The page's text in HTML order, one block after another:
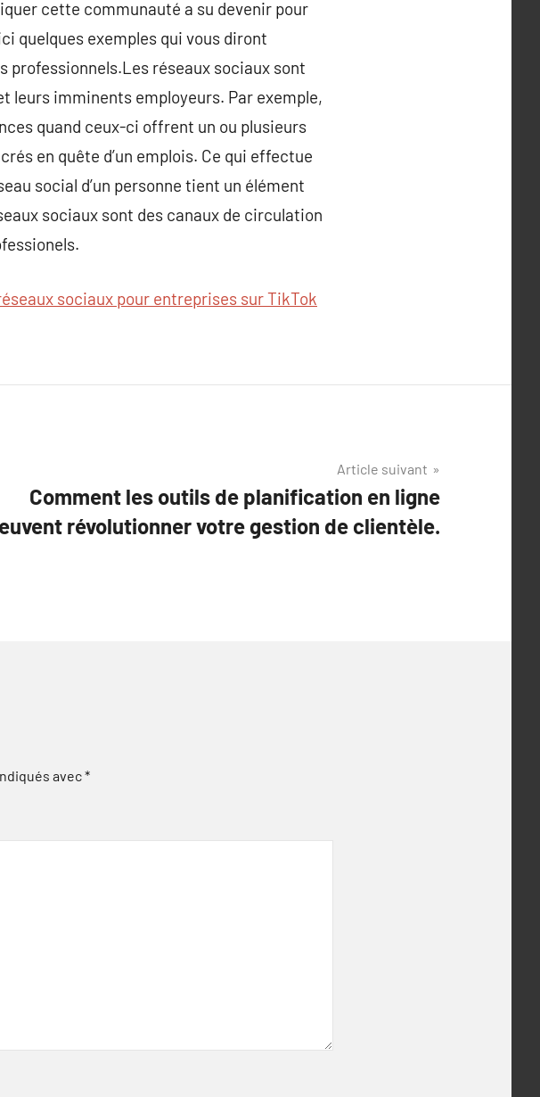
cette communauté a su devenir pour
quelques exemples qui vous diront
professionnels.Les réseaux sociaux sont
leurs imminents employeurs. Par exemple,
quand ceux-ci offrent un ou plusieurs
en quête d’un emplois. Ce qui effectue
social d’un personne tient un élément
sociaux sont des canaux de circulation
sociaux pour entreprises sur TikTok
Article suivant
Comment les outils de planification en ligne
révolutionner votre gestion de clientèle.
avec*